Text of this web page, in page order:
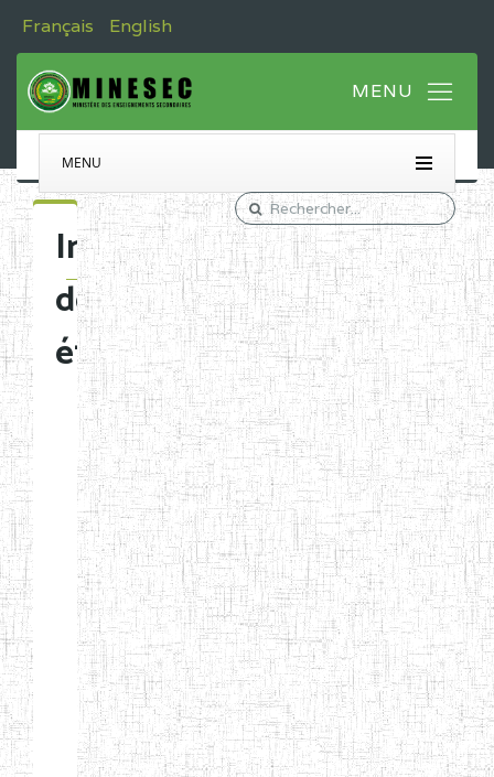
Français English
MENU
Immatriculation
des
établissements
Etablissements
d'enseignement
normal
ENI